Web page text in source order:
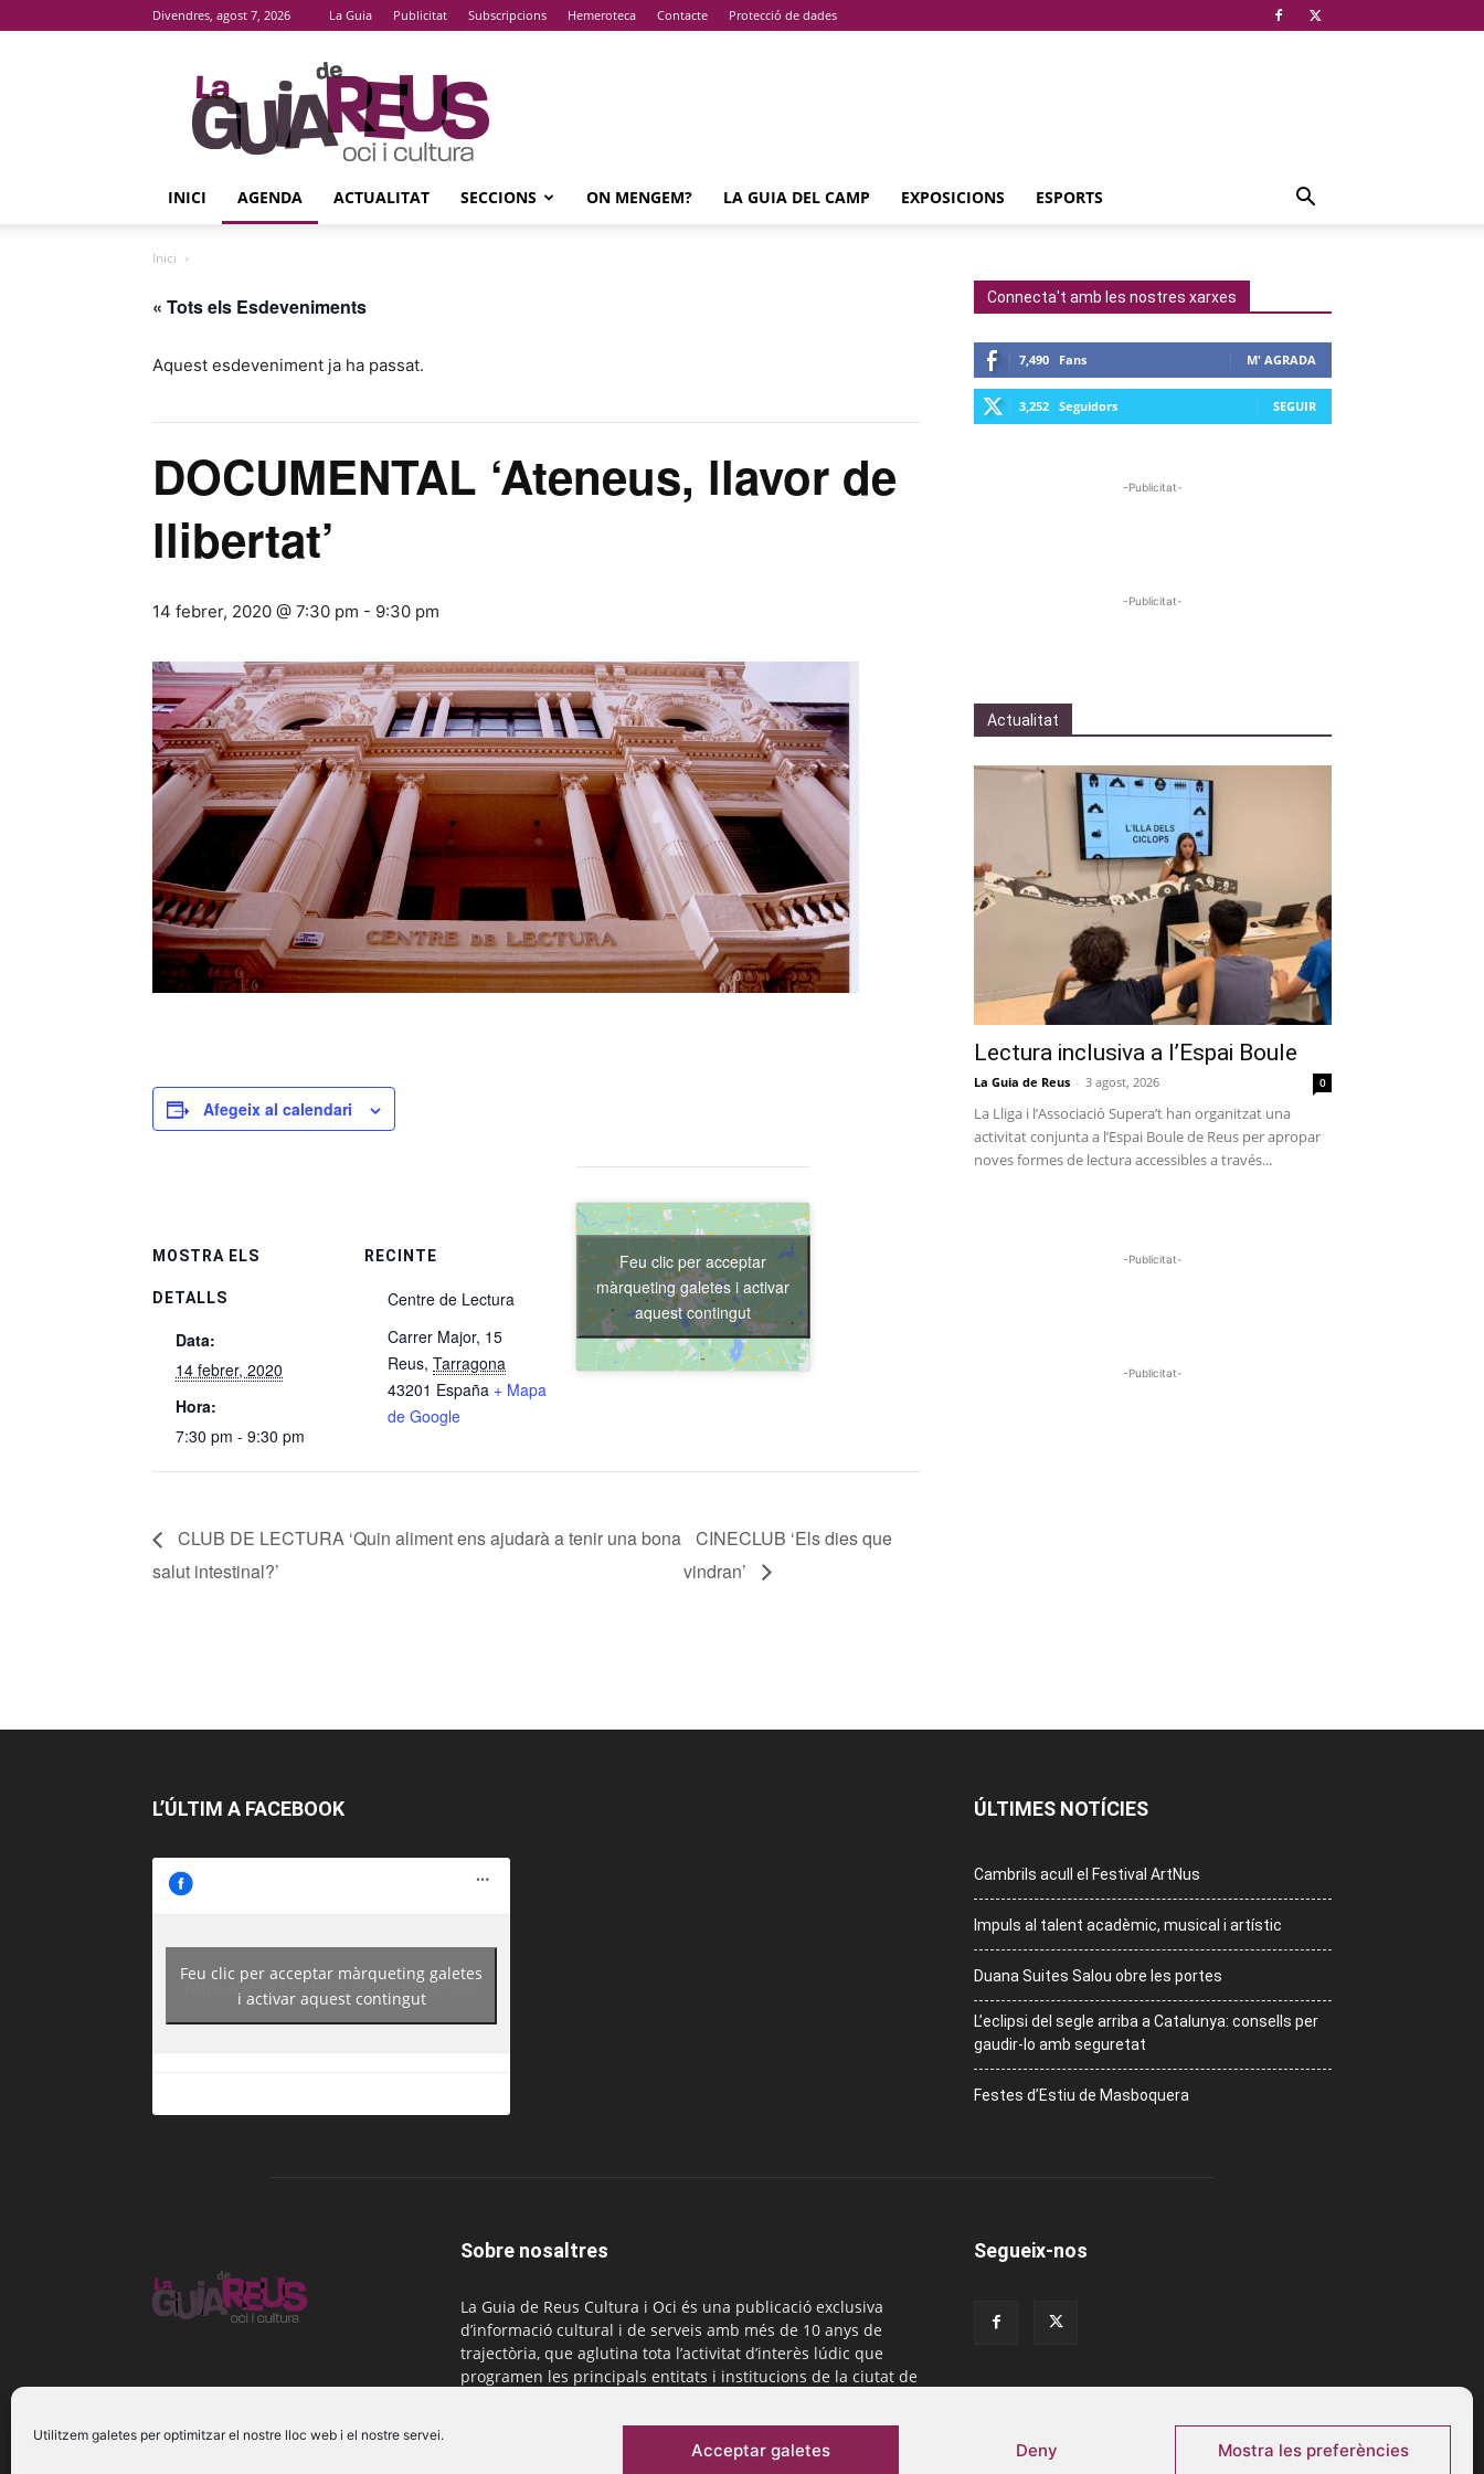
Utilitzem galetes per optimitzar el nostre lloc web i el nostre servei.
Acceptar galetes Deny Mostra les preferències
Divendres, agost 7, 2026 La Guia Publicitat Subscripcions Hemeroteca Contacte Protecció de dades
La
Guia
De
Reus
INICI AGENDA ACTUALITAT SECCIONS ON MENGEM? LA GUIA DEL CAMP EXPOSICIONS ESPORTS
Inici
« Tots els Esdeveniments
Aquest esdeveniment ja ha passat.
DOCUMENTAL ‘Ateneus, llavor de
llibertat’
14 febrer, 2020 @ 7:30 pm - 9:30 pm
Afegeix al calendari
MOSTRA ELS
DETALLS
Data:
14 febrer, 2020
Hora:
7:30 pm - 9:30 pm
RECINTE
Centre de Lectura
Carrer Major, 15
Reus, Tarragona
43201 España + Mapa
de Google
Feu clic per acceptar
màrqueting galetes i activar
aquest contingut
CLUB DE LECTURA ‘Quin aliment ens ajudarà a tenir una bona
salut intestinal?’
CINECLUB ‘Els dies que
vindran’
Connecta't amb les nostres xarxes
7,490 Fans M' AGRADA
3,252 Seguidors SEGUIR
-Publicitat-
-Publicitat-
Actualitat
Lectura inclusiva a l’Espai Boule
La Guia de Reus - 3 agost, 2026 0
La Lliga i l’Associació Supera’t han organitzat una
activitat conjunta a l’Espai Boule de Reus per apropar
noves formes de lectura accessibles a través...
-Publicitat-
-Publicitat-
L’ÚLTIM A FACEBOOK
https://www.facebook.com/guiadereus/
Feu clic per acceptar màrqueting galetes
i activar aquest contingut
ÚLTIMES NOTÍCIES
Cambrils acull el Festival ArtNus
Impuls al talent acadèmic, musical i artístic
Duana Suites Salou obre les portes
L’eclipsi del segle arriba a Catalunya: consells per
gaudir-lo amb seguretat
Festes d’Estiu de Masboquera
Sobre nosaltres
La Guia de Reus Cultura i Oci és una publicació exclusiva
d’informació cultural i de serveis amb més de 10 anys de
trajectòria, que aglutina tota l’activitat d’interès lúdic que
programen les principals entitats i institucions de la ciutat de
comercial@laguiadereus.com
Segueix-nos